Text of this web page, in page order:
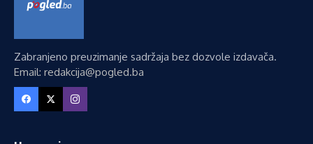
Zabranjeno preuzimanje sadržaja bez dozvole izdavača.
Email: redakcija@pogled.ba